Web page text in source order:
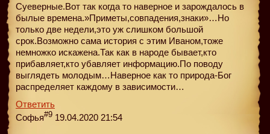
Суеверные.Вот так когда то наверное и зарождалось в
былые времена.»Приметы,совпадения,знаки»…Но
только две недели,это уж слишком большой
срок.Возможно сама история с этим Иваном,тоже
немножко искажена.Так как в народе бывает,кто
прибавляет,кто убавляет информацию.По поводу
выглядеть молодым…Наверное как то природа-Бог
распределяет каждому в зависимости…
Ответить
Софья#9 19.04.2020 21:54